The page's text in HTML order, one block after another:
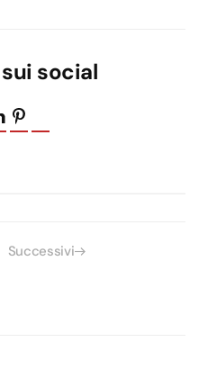
social
Successivi